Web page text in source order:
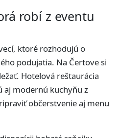
robí z eventu
ktoré rozhodujú o
podujatia. Na Čertove si
Hotelová reštaurácia
aj modernú kuchyňu z
občerstvenie aj menu